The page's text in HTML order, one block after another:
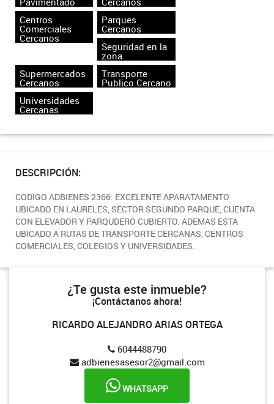
Centros
Comerciales
Cercanos
Parques
Cercanos
Seguridad en la
zona
Supermercados
Cercanos
Transporte
Publico Cercano
Universidades
Cercanas
DESCRIPCIÓN:
CODIGO ADBIENES 2366: EXCELENTE APARATAMENTO
UBICADO EN LAURELES, SECTOR SEGUNDO PARQUE, CUENTA
CON ELEVADOR Y PARQUDERO CUBIERTO. ADEMAS ESTA
UBICADO A RUTAS DE TRANSPORTE CERCANAS, CENTROS
COMERCIALES, COLEGIOS Y UNIVERSIDADES.
¿Te gusta este inmueble?
¡Contáctanos ahora!
RICARDO ALEJANDRO ARIAS ORTEGA
6044488790
adbienesasesor2@gmail.com
WHATSAPP